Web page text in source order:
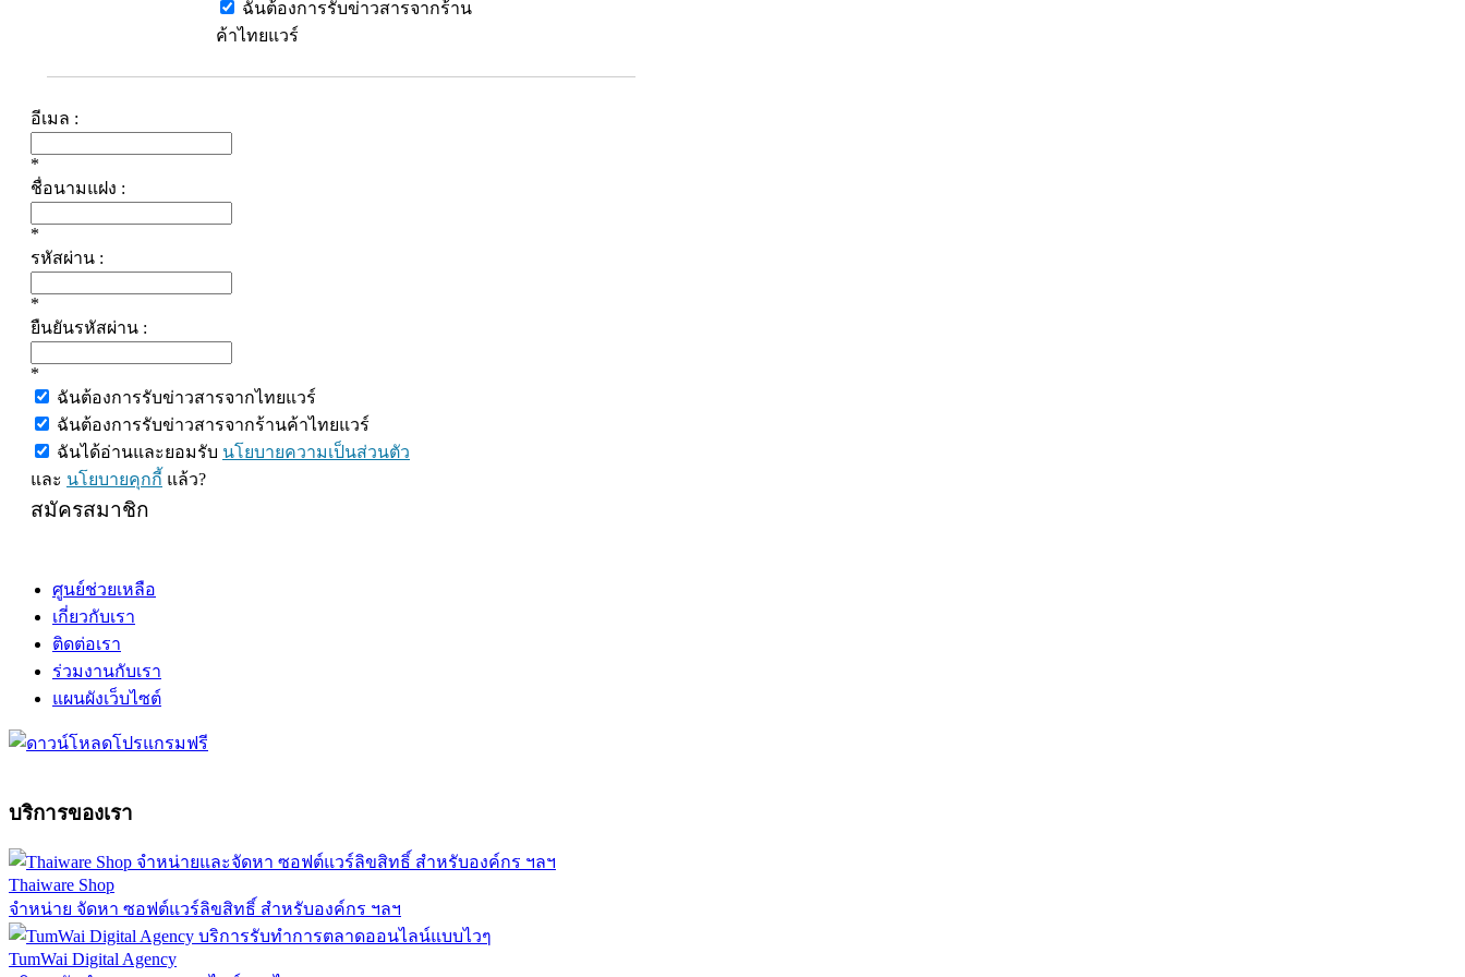
ฉันต้องการรับข่าวสารจากร้าน
ค้าไทยแวร์
อีเมล :
*
ชื่อนามแฝง :
*
รหัสผ่าน :
*
ยืนยันรหัสผ่าน :
*
ฉันต้องการรับข่าวสารจากไทยแวร์
ฉันต้องการรับข่าวสารจากร้านค้าไทยแวร์
ฉันได้อ่านและยอมรับ นโยบายความเป็นส่วนตัว
และ นโยบายคุกกี้ แล้ว?
สมัครสมาชิก
ศูนย์ช่วยเหลือ
เกี่ยวกับเรา
ติดต่อเรา
ร่วมงานกับเรา
แผนผังเว็บไซต์
บริการของเรา
Thaiware Shop
จำหน่าย จัดหา ซอฟต์แวร์ลิขสิทธิ์ สำหรับองค์กร ฯลฯ
TumWai Digital Agency